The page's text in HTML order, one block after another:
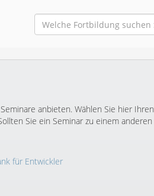
anbieten. Wählen Sie hier Ihren
Sie ein Seminar zu einem anderen
für Entwickler